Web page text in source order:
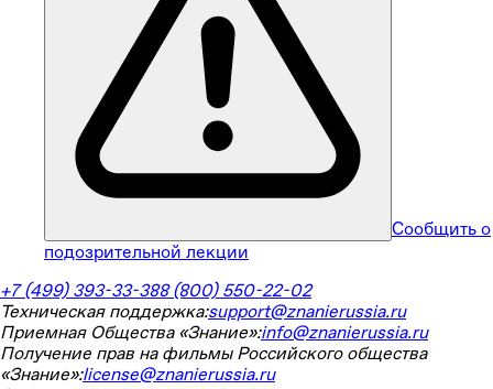
Сообщить о
подозрительной лекции
+7 (499) 393-33-388 (800) 550-22-02
Техническая поддержка:support@znanierussia.ru
Приемная Общества «Знание»:info@znanierussia.ru
Получение прав на фильмы Российского общества
«Знание»:license@znanierussia.ru